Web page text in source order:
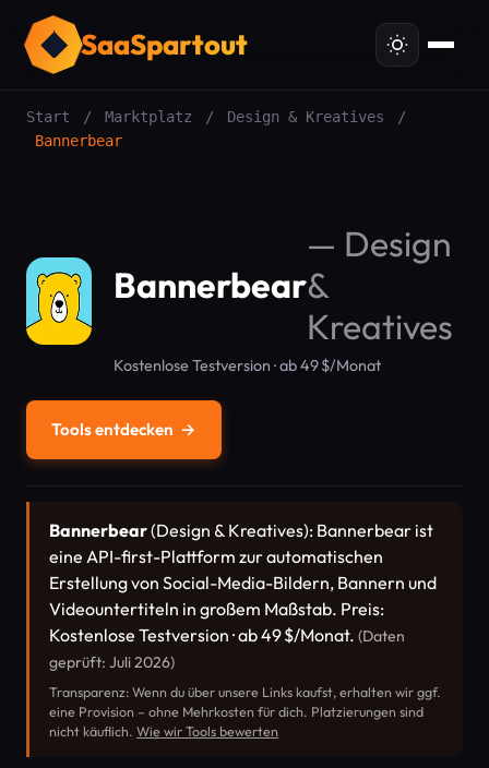
SaaSpartout
Start / Marktplatz / Design & Kreatives
/
Bannerbear
Bannerbear
— Design
&
Kreatives
Kostenlose Testversion · ab 49 $/Monat
Tools entdecken →
Bannerbear(Design & Kreatives): Bannerbear ist
eine API-first-Plattform zur automatischen
Erstellung von Social-Media-Bildern, Bannern und
Videountertiteln in großem Maßstab. Preis:
Kostenlose Testversion · ab 49 $/Monat. (Daten
geprüft: Juli 2026)
Transparenz: Wenn du über unsere Links kaufst, erhalten wir ggf.
eine Provision – ohne Mehrkosten für dich. Platzierungen sind
nicht käuflich. Wie wir Tools bewerten